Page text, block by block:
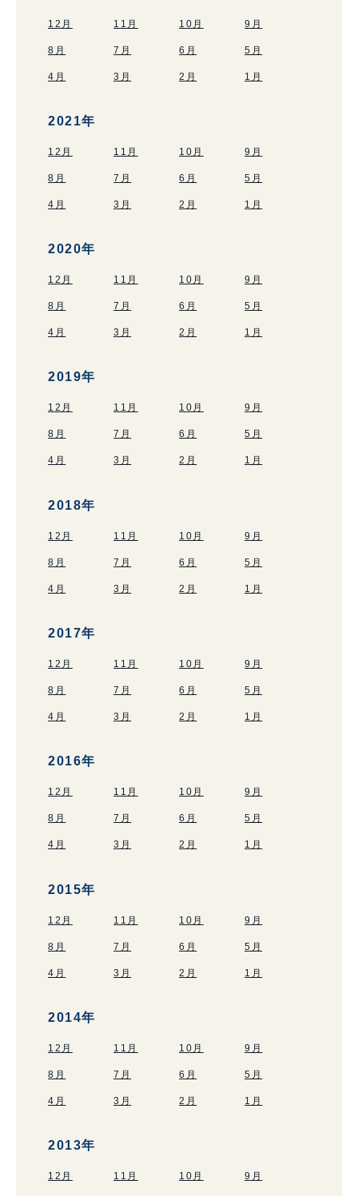
12月 11月 10月 9月
8月 7月 6月 5月
4月 3月 2月 1月
2021年
12月 11月 10月 9月
8月 7月 6月 5月
4月 3月 2月 1月
2020年
12月 11月 10月 9月
8月 7月 6月 5月
4月 3月 2月 1月
2019年
12月 11月 10月 9月
8月 7月 6月 5月
4月 3月 2月 1月
2018年
12月 11月 10月 9月
8月 7月 6月 5月
4月 3月 2月 1月
2017年
12月 11月 10月 9月
8月 7月 6月 5月
4月 3月 2月 1月
2016年
12月 11月 10月 9月
8月 7月 6月 5月
4月 3月 2月 1月
2015年
12月 11月 10月 9月
8月 7月 6月 5月
4月 3月 2月 1月
2014年
12月 11月 10月 9月
8月 7月 6月 5月
4月 3月 2月 1月
2013年
12月 11月 10月 9月